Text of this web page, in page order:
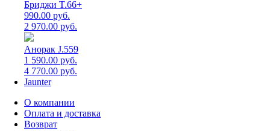
Бриджи T.66+
990.00 руб.
2 970.00 руб.
Анорак J.559
1 590.00 руб.
4 770.00 руб.
Jaunter
О компании
Оплата и доставка
Возврат